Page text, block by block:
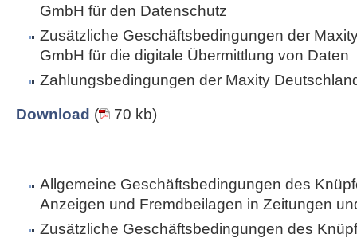
GmbH für den Datenschutz
Zusätzliche Geschäftsbedingungen der
GmbH für die digitale Übermittlung von Daten
Zahlungsbedingungen der Maxity
Download ( 70 kb)
Allgemeine Geschäftsbedingungen des
Anzeigen und Fremdbeilagen in Zeitungen
Zusätzliche Geschäftsbedingungen des